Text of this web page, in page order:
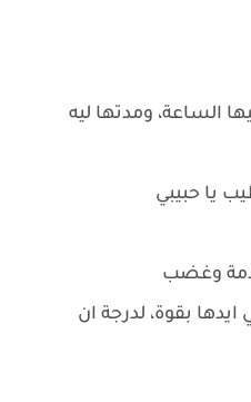
الساعة، ومدتها ليه
يا حبيبي
وغضب
بقوة، لدرجة ان